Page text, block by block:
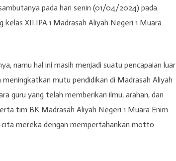
pada hari senin (01/04/2024) pada
XII.IPA.1 Madrasah Aliyah Negeri 1 Muara
namu hal ini masih menjadi suatu pencapaian luar
mutu pendidikan di Madrasah Aliyah
guru yang telah memberikan ilmu, arahan, dan
tim BK Madrasah Aliyah Negeri 1 Muara Enim
mereka dengan mempertahankan motto